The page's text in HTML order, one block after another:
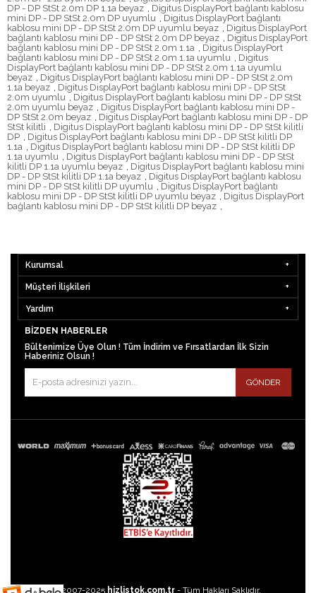
DP - DP StSt 2.0m DP 1.1a beyaz
Digitus DisplayPort bağlantı kablosu
mini DP - DP StSt 2.0m DP uyumlu
Digitus DisplayPort bağlantı
kablosu mini DP - DP StSt 2.0m DP uyumlu beyaz
Digitus DisplayPort
bağlantı kablosu mini DP - DP StSt 2.0m DP beyaz
Digitus DisplayPort
bağlantı kablosu mini DP - DP StSt 2.0m 1.1a
Digitus DisplayPort
bağlantı kablosu mini DP - DP StSt 2.0m 1.1a uyumlu
Digitus
DisplayPort bağlantı kablosu mini DP - DP StSt 2.0m 1.1a uyumlu
beyaz
Digitus DisplayPort bağlantı kablosu mini DP - DP StSt 2.0m
1.1a beyaz
Digitus DisplayPort bağlantı kablosu mini DP - DP StSt
2.0m uyumlu
Digitus DisplayPort bağlantı kablosu mini DP - DP StSt
2.0m uyumlu beyaz
Digitus DisplayPort bağlantı kablosu mini DP -
DP StSt 2.0m beyaz
Digitus DisplayPort bağlantı kablosu mini DP - DP
StSt kilitli
Digitus DisplayPort bağlantı kablosu mini DP - DP StSt kilitli
DP
Digitus DisplayPort bağlantı kablosu mini DP - DP StSt kilitli DP
1.1a
Digitus DisplayPort bağlantı kablosu mini DP - DP StSt kilitli DP
1.1a uyumlu
Digitus DisplayPort bağlantı kablosu mini DP - DP StSt
kilitli DP 1.1a uyumlu beyaz
Digitus DisplayPort bağlantı kablosu mini
DP - DP StSt kilitli DP 1.1a beyaz
Digitus DisplayPort bağlantı kablosu
mini DP - DP StSt kilitli DP uyumlu
Digitus DisplayPort bağlantı
kablosu mini DP - DP StSt kilitli DP uyumlu beyaz
Digitus DisplayPort
bağlantı kablosu mini DP - DP StSt kilitli DP beyaz
Kurumsal
Müşteri İlişkileri
Yardım
BIZDEN HABERLER
Bültenimize Üye Olun ! Tüm İndirim ve Fırsatlardan İlk Sizin
Haberiniz Olsun !
GÖNDER
©2007-2025 hizlistok.com.tr - Tüm Hakları Saklıdır.